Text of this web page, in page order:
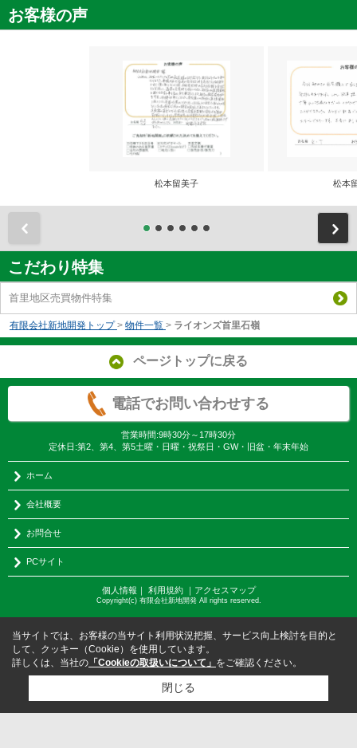
お客様の声
松本留美子 松本
こだわり特集
首里地区売買物件特集
有限会社新地開発トップ > 物件一覧 > ライオンズ首里石嶺
ページトップに戻る
電話でお問い合わせする
営業時間:9時30分～17時30分
定休日:第2、第4、第5土曜・日曜・祝祭日・GW・旧盆・年末年始
ホーム
会社概要
お問合せ
PCサイト
個人情報 利用規約｜ アクセスマップ
Copyright(c) 有限会社新地開発 All rights reserved.
当サイトでは、お客様の当サイト利用状況把握、サービス向上検討を目的と
して、クッキー（Cookie）を使用しています。
詳しくは、当社の 「Cookieの取扱いについて」 をご確認ください。
閉じる